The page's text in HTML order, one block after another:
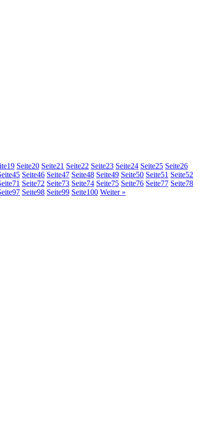
19 Seite20 Seite21 Seite22 Seite23 Seite24 Seite25 Seite26
45 Seite46 Seite47 Seite48 Seite49 Seite50 Seite51 Seite52
71 Seite72 Seite73 Seite74 Seite75 Seite76 Seite77 Seite78
97 Seite98 Seite99 Seite100 Weiter »